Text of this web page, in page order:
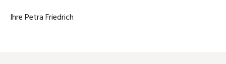
Ihre Petra Friedrich